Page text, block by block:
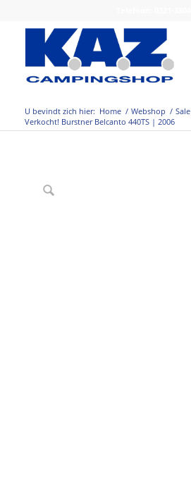
U bevindt zich hier: Home / Webshop / Sale
Verkocht! Burstner Belcanto 440TS | 2006